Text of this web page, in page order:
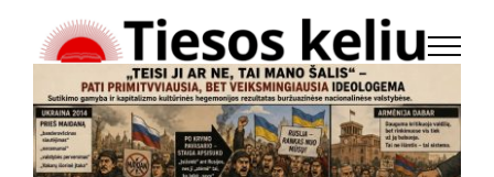
content